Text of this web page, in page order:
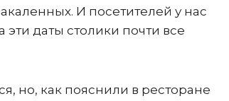
И посетителей у нас
даты столики почти все
но, как пояснили в ресторане